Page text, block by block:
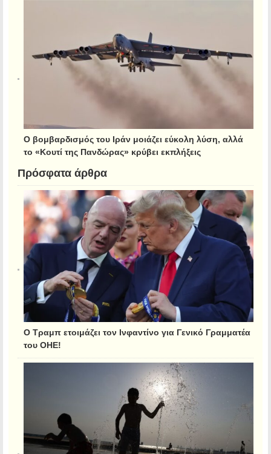
Ο βομβαρδισμός του Ιράν μοιάζει εύκολη λύση, αλλά
το «Κουτί της Πανδώρας» κρύβει εκπλήξεις
Πρόσφατα άρθρα
Ο Τραμπ ετοιμάζει τον Ινφαντίνο για Γενικό Γραμματέα
του ΟΗΕ!